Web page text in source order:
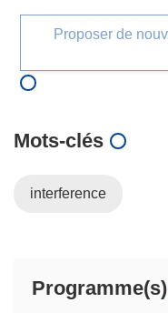
Proposer de
Mots‑clés
interference
Programme(s)